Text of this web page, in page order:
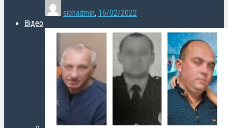
sichadmin, 16/02/2022
Відео